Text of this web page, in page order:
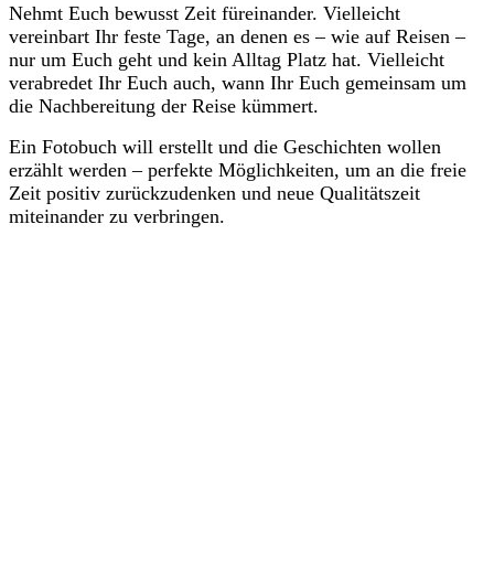
Nehmt Euch bewusst Zeit füreinander. Vielleicht
vereinbart Ihr feste Tage, an denen es – wie auf Reisen –
nur um Euch geht und kein Alltag Platz hat. Vielleicht
verabredet Ihr Euch auch, wann Ihr Euch gemeinsam um
die Nachbereitung der Reise kümmert.
Ein Fotobuch will erstellt und die Geschichten wollen
erzählt werden – perfekte Möglichkeiten, um an die freie
Zeit positiv zurückzudenken und neue Qualitätszeit
miteinander zu verbringen.